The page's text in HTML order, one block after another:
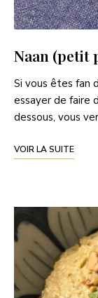
Naan (petit
Si vous êtes fan
essayer de faire
dessous, vous
VOIR LA SUITE